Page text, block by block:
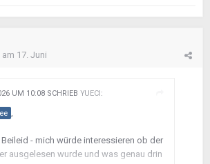
am 17. Juni
UM 10:08 SCHRIEB YUECI :
,
- mich würde interessieren ob der
ausgelesen wurde und was genau drin